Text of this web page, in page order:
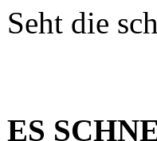
Seht die
ES